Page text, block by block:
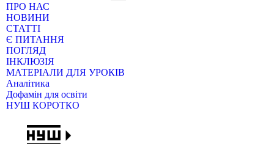
ПРО НАС
НОВИНИ
СТАТТІ
Є ПИТАННЯ
ПОГЛЯД
ІНКЛЮЗІЯ
МАТЕРІАЛИ ДЛЯ УРОКІВ
Аналітика
Дофамін для освіти
НУШ КОРОТКО